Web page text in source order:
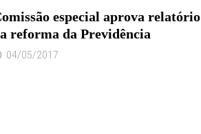
especial aprova relatório
reforma da Previdência
04/05/2017